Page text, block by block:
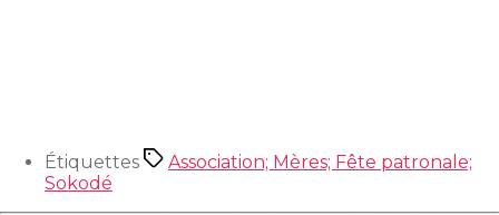
Étiquettes
Association; Mères; Fête patronale;
Sokodé